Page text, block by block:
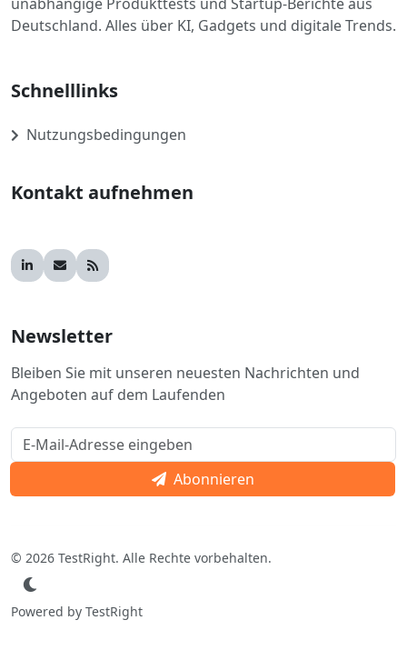
Deutschland. Alles über KI, Gadgets und digitale Trends.
Schnelllinks
Nutzungsbedingungen
Kontakt aufnehmen
Newsletter
Bleiben Sie mit unseren neuesten Nachrichten und
Angeboten auf dem Laufenden
Abonnieren
© 2026 TestRight. Alle Rechte vorbehalten.
Powered by TestRight